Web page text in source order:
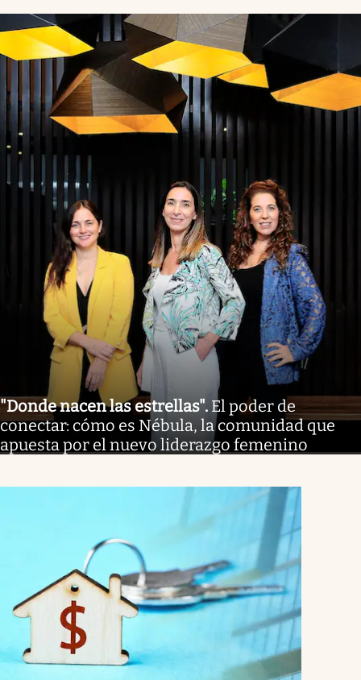
"Donde nacen las estrellas". El poder de
conectar: cómo es Nébula, la comunidad que
apuesta por el nuevo liderazgo femenino